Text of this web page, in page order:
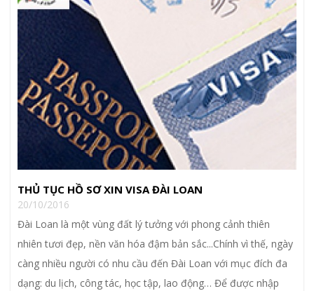
THỦ TỤC HỒ SƠ XIN VISA ĐÀI LOAN
20/10/2016
Đài Loan là một vùng đất lý tưởng với phong cảnh thiên
nhiên tươi đẹp, nền văn hóa đậm bản sắc...Chính vì thế, ngày
càng nhiều người có nhu cầu đến Đài Loan với mục đích đa
dạng: du lịch, công tác, học tập, lao động… Để được nhập